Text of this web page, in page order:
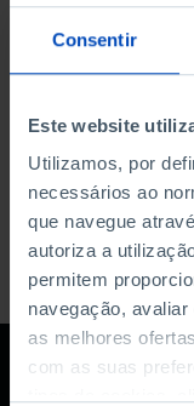
Consentir
Este website
Utilizamos, por
necessários ao
que navegue
autoriza a
permitem
navegação,
as melhores
com as suas
DATA DE FIM